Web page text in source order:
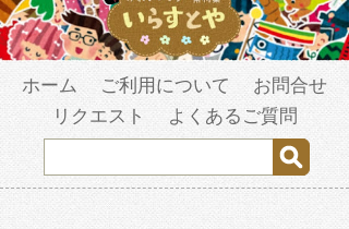
ホーム ご利用について
お問合せ
リクエスト
よくあるご質問